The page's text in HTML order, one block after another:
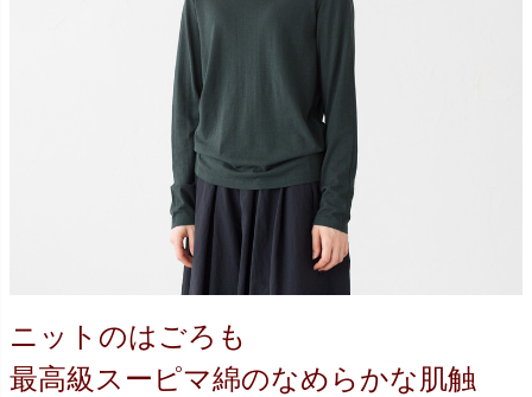
ニットのはごろも
最高級スーピマ綿のなめらかな肌触